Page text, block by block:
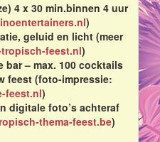
4 x 30 min.binnen 4 uur
)
geluid en licht (meer
feest.nl)
bar – max. 100 cocktails
feest (foto-impressie:
feest.nl)
digitale foto’s achteraf
thema-feest.be)